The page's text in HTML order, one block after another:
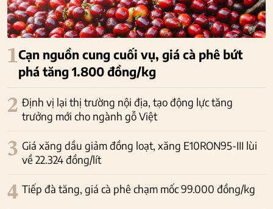
1Cạn nguồn cung cuối vụ, giá cà phê bứt
phá tăng 1.800 đồng/kg
2 Định vị lại thị trường nội địa, tạo động lực tăng
trưởng mới cho ngành gỗ Việt
3 Giá xăng dầu giảm đồng loạt, xăng E10RON95-III lùi
về 22.324 đồng/lít
4 Tiếp đà tăng, giá cà phê chạm mốc 99.000 đồng/kg